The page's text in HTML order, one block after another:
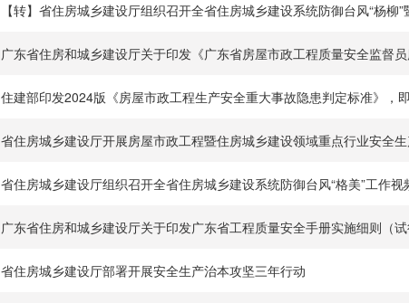
【转】省住房城乡建设厅组织召开全省住房城乡建设系统防御台风“杨柳
广东省住房和城乡建设厅关于印发《广东省房屋市政工程质量安全监督
住建部印发2024版《房屋市政工程生产安全重大事故隐患判定标准》，
省住房城乡建设厅开展房屋市政工程暨住房城乡建设领域重点行业安全
省住房城乡建设厅组织召开全省住房城乡建设系统防御台风“格美”工作视
广东省住房和城乡建设厅关于印发广东省工程质量安全手册实施细则（
省住房城乡建设厅部署开展安全生产治本攻坚三年行动